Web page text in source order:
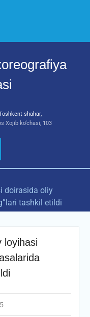
shahar,
Xojib ko‘chasi, 103
doirasida oliy
tashkil etildi
loyihasi